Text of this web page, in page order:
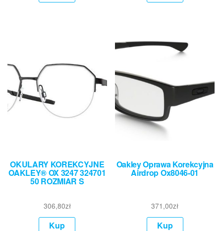
OKULARY KOREKCYJNE
OAKLEY® OX 3247 324701
50 ROZMIAR S
306,80zł
Kup
Oakley Oprawa Korekcyjna
Airdrop Ox8046-01
371,00zł
Kup